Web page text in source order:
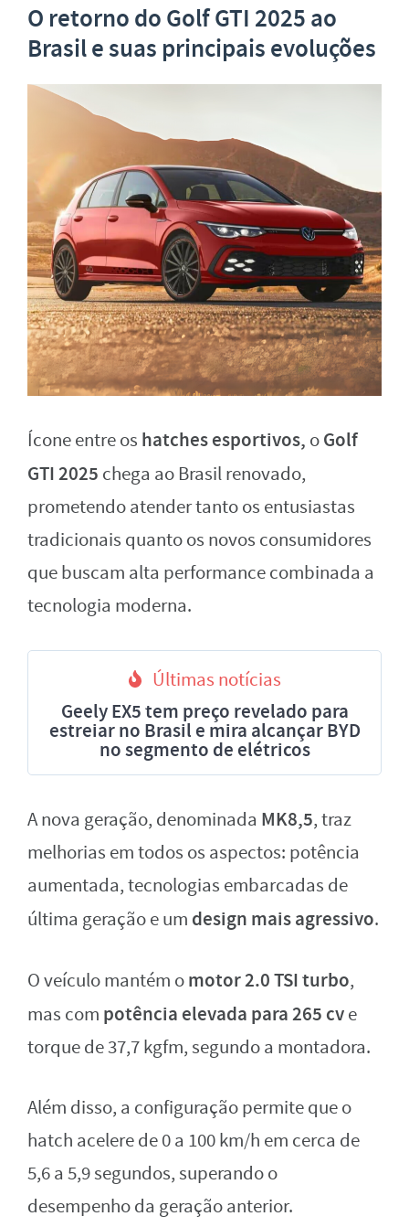
O retorno do Golf GTI 2025 ao
Brasil e suas principais evoluções
Ícone entre os hatches esportivos, oGolf
GTI 2025 chega ao Brasil renovado,
prometendo atender tanto os entusiastas
tradicionais quanto os novos consumidores
que buscam alta performance combinada a
tecnologia moderna.
Últimas notícias
Geely EX5 tem preço revelado para
estreiar no Brasil e mira alcançar BYD
no segmento de elétricos
A nova geração, denominada MK8,5, traz
melhorias em todos os aspectos: potência
aumentada, tecnologias embarcadas de
última geração e um design mais agressivo.
O veículo mantém omotor 2.0 TSI turbo,
mas com potência elevada para 265 cve
torque de 37,7 kgfm, segundo a montadora.
Além disso, a configuração permite que o
hatch acelere de 0 a 100 km/h em cerca de
5,6 a 5,9 segundos, superando o
desempenho da geração anterior.